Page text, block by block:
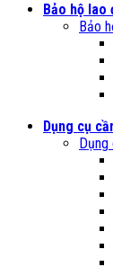
Bảo hộ lao
Bảo
Dụng cụ